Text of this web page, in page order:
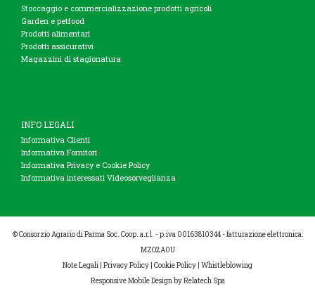
Stoccaggio e commercializzazione prodotti agricoli
Garden e petfood
Prodotti alimentari
Prodotti assicurativi
Magazzini di stagionatura
INFO LEGALI
Informativa Clienti
Informativa Fornitori
Informativa Privacy e Cookie Policy
Informativa interessati Videosorveglianza
© Consorzio Agrario di Parma Soc. Coop. a.r.l. - p.iva 00163810344 - fatturazione elettronica:
MZO2A0U
Note Legali Privacy Policy Cookie Policy Whistleblowing
Responsive Mobile Designby Relatech Spa